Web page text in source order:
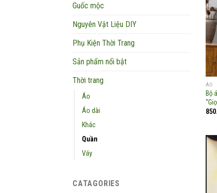
Guốc mộc
Nguyên Vật Liệu DIY
Phụ Kiện Thời Trang
Sản phẩm nổi bật
Thời trang
Áo
Áo dài
Khác
Quần
Váy
CATAGORIES
ÁO
Bộ